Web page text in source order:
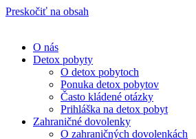
Preskočiť na obsah
O nás
Detox pobyty
O detox pobytoch
Ponuka detox pobytov
Často kládené otázky
Prihláška na detox pobyt
Zahraničné dovolenky
O zahraničných dovolenkách